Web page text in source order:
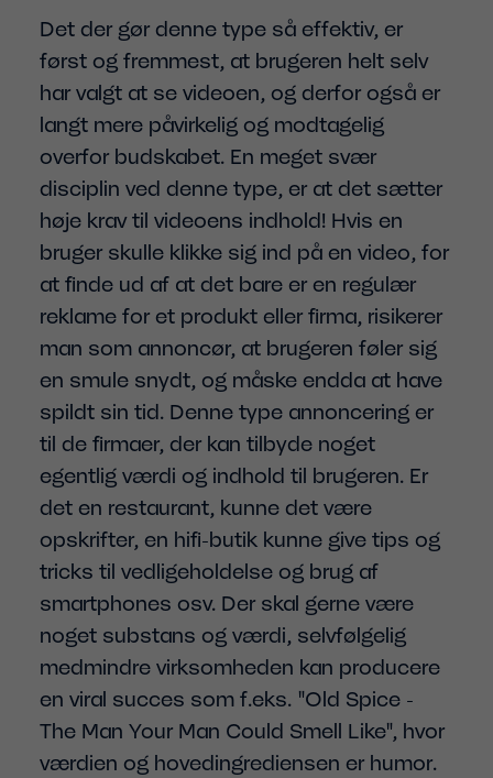
Det der gør denne type så effektiv, er
først og fremmest, at brugeren helt selv
har valgt at se videoen, og derfor også er
langt mere påvirkelig og modtagelig
overfor budskabet. En meget svær
disciplin ved denne type, er at det sætter
høje krav til videoens indhold! Hvis en
bruger skulle klikke sig ind på en video, for
at finde ud af at det bare er en regulær
reklame for et produkt eller firma, risikerer
man som annoncør, at brugeren føler sig
en smule snydt, og måske endda at have
spildt sin tid. Denne type annoncering er
til de firmaer, der kan tilbyde noget
egentlig værdi og indhold til brugeren. Er
det en restaurant, kunne det være
opskrifter, en hifi-butik kunne give tips og
tricks til vedligeholdelse og brug af
smartphones osv. Der skal gerne være
noget substans og værdi, selvfølgelig
medmindre virksomheden kan producere
en viral succes som f.eks. "Old Spice -
The Man Your Man Could Smell Like", hvor
værdien og hovedingrediensen er humor.